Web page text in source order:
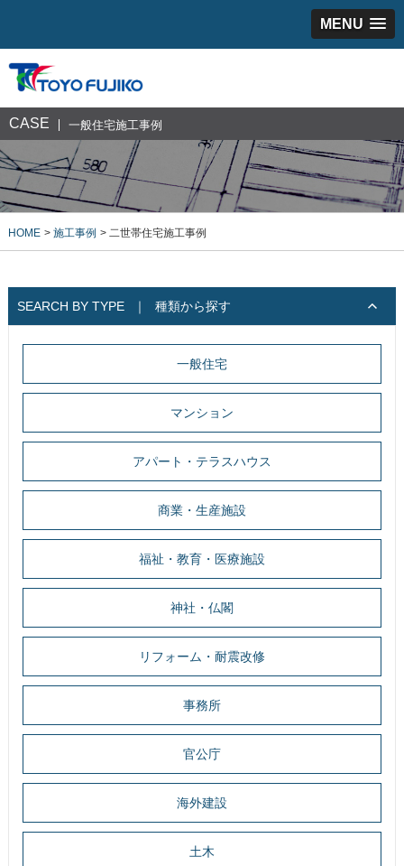
MENU
CASE 一般住宅施工事例
HOME 施工事例 二世帯住宅施工事例
SEARCH BY TYPE ｜ 種類から探す
一般住宅
マンション
アパート・テラスハウス
商業・生産施設
福祉・教育・医療施設
神社・仏閣
リフォーム・耐震改修
事務所
官公庁
海外建設
土木